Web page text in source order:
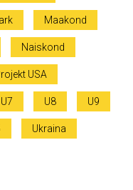
Maakond
Naiskond
USA
U7 U8 U9
Ukraina